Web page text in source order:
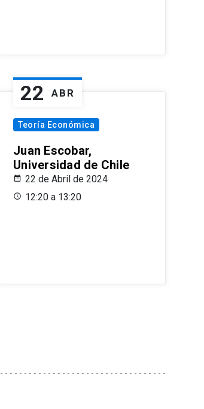
22 ABR
Teoría Económica
Juan Escobar,
Universidad de Chile
22 de Abril de 2024
12:20 a 13:20